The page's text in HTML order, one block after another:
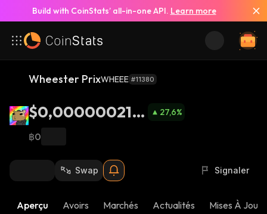
Build with CoinStats’ all-in-one API. Learn more
Wheester PrixWHEEE #11380
$0,000000214
2
27,6%
฿0
Swap Signaler
Aperçu Avoirs Marchés Actualités Mises À Jour